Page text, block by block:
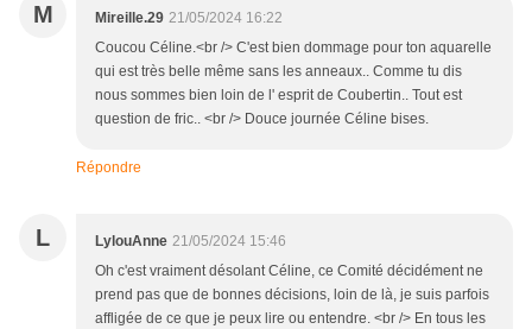
M Mireille.29 21/05/2024 16:22
Coucou Céline.<br /> C'est bien dommage pour ton aquarelle
qui est très belle même sans les anneaux.. Comme tu dis
nous sommes bien loin de l' esprit de Coubertin.. Tout est
question de fric.. <br /> Douce journée Céline bises.
Répondre
L LylouAnne 21/05/2024 15:46
Oh c'est vraiment désolant Céline, ce Comité décidément ne
prend pas que de bonnes décisions, loin de là, je suis parfois
affligée de ce que je peux lire ou entendre. <br /> En tous les